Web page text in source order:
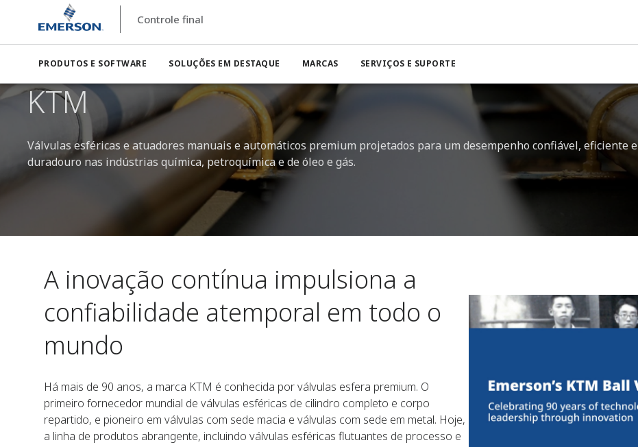
Controle final
PRODUTOS E SOFTWARE SOLUÇÕES EM DESTAQUE MARCAS SERVIÇOS E SUPORTE
KTM
Válvulas esféricas e atuadores manuais e automáticos premium projetados para um desempenho confiável, eficiente e
duradouro nas indústrias química, petroquímica e de óleo e gás.
A inovação contínua impulsiona a
confiabilidade atemporal em todo o
mundo
Há mais de 90 anos, a marca KTM é conhecida por válvulas esfera premium. O
primeiro fornecedor mundial de válvulas esféricas de cilindro completo e corpo
repartido, e pioneiro em válvulas com sede macia e válvulas com sede em metal. Hoje,
a linha de produtos abrangente, incluindo válvulas esféricas flutuantes de processo e